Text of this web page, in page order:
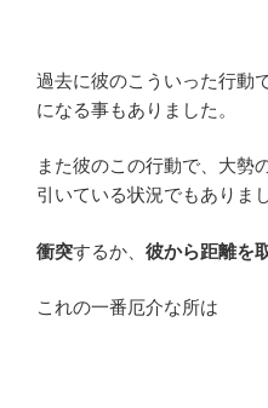
過去に彼のこういった行動
になる事もありました。
また彼のこの行動で、大勢
引いている状況でもありまし
衝突するか、 彼から距離を
これの一番厄介な所は